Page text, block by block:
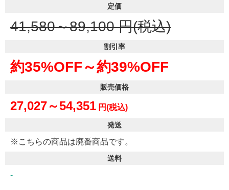
定価
41,580～89,100 円(税込)
割引率
約35%OFF～約39%OFF
販売価格
27,027～54,351 円(税込)
発送
※こちらの商品は廃番商品です。
送料
-